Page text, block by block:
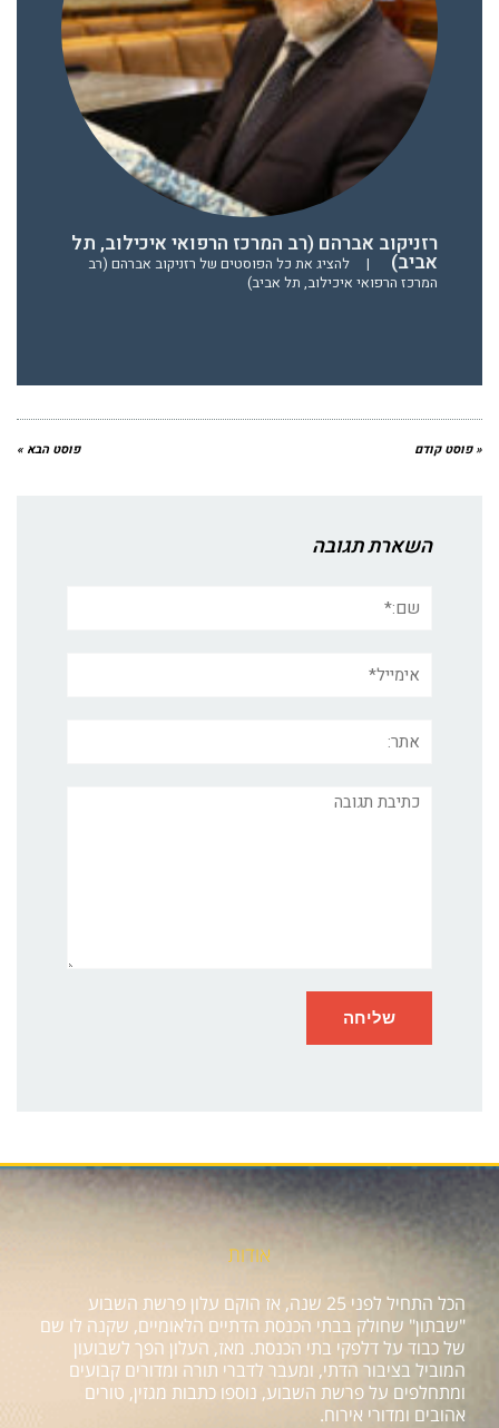
רזניקוב אברהם (רב המרכז הרפואי איכילוב, תל
אביב) |
להציג את כל הפוסטים של רזניקוב אברהם (רב
המרכז הרפואי איכילוב, תל אביב)
« פוסט קודם פוסט הבא »
השארת תגובה
תגובה
אודות
הכל התחיל לפני 25 שנה, אז הוקם עלון פרשת השבוע
"שבתון" שחולק בבתי הכנסת הדתיים הלאומיים, שקנה לו שם
של כבוד על דלפקי בתי הכנסת. מאז, העלון הפך לשבועון
המוביל בציבור הדתי, ומעבר לדברי תורה ומדורים קבועים
ומתחלפים על פרשת השבוע, נוספו כתבות מגזין, טורים
אהובים ומדורי אירוח.